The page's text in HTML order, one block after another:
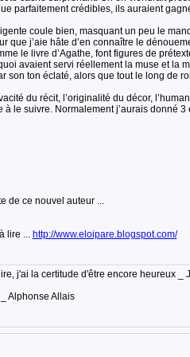
parfaitement crédibles, ils auraient
coule bien, masquant un peu le
j’aie hâte d’en connaître le
le livre d’Agathe, font figures de
avaient servi réellement la muse et la
son ton éclaté, alors que tout le long de
du récit, l’originalité du décor,
le suivre. Normalement j’aurais
de ce nouvel auteur ...
lire ... http://www.eloipare.blogspot.com/
j'ai la certitude d'être encore heureux _
Alphonse Allais